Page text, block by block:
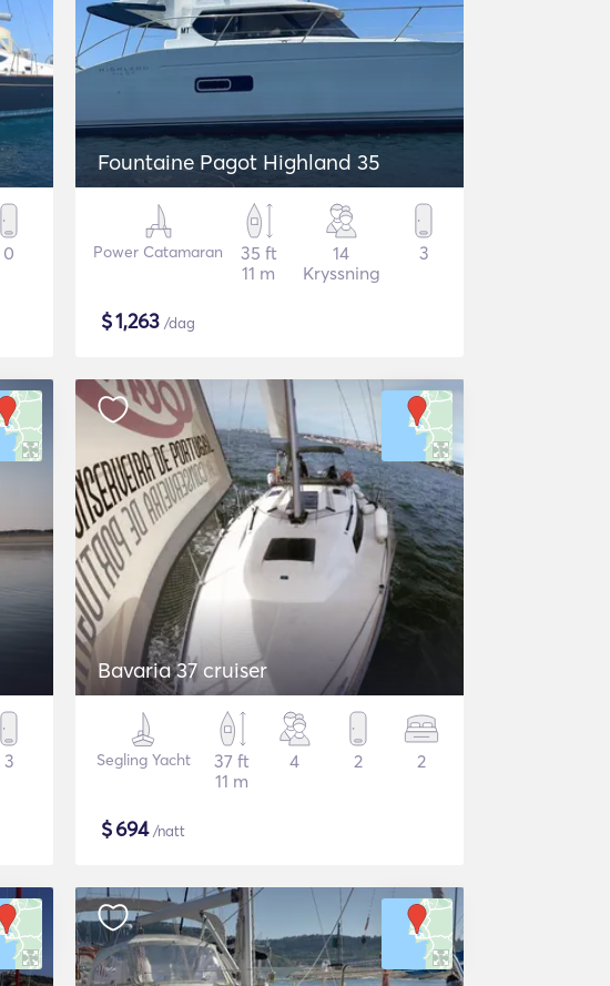
0
Fountaine Pagot Highland 35
Power Catamaran
35 ft
11 m
14
Kryssning
3
$1,263 /dag
3
Bavaria 37 cruiser
Segling Yacht
37 ft
11 m
4 2 2
$694/natt